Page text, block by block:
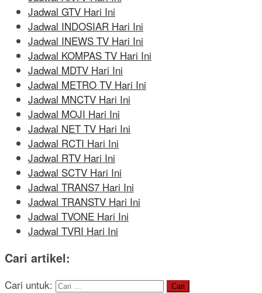
Jadwal GTV Hari Ini
Jadwal INDOSIAR Hari Ini
Jadwal INEWS TV Hari Ini
Jadwal KOMPAS TV Hari Ini
Jadwal MDTV Hari Ini
Jadwal METRO TV Hari Ini
Jadwal MNCTV Hari Ini
Jadwal MOJI Hari Ini
Jadwal NET TV Hari Ini
Jadwal RCTI Hari Ini
Jadwal RTV Hari Ini
Jadwal SCTV Hari Ini
Jadwal TRANS7 Hari Ini
Jadwal TRANSTV Hari Ini
Jadwal TVONE Hari Ini
Jadwal TVRI Hari Ini
Cari artikel:
Cari untuk: